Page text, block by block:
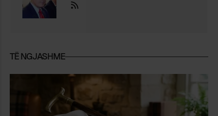
TË NGJASHME